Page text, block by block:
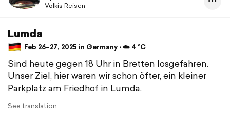
Volkis Reisen
Lumda
Feb 26–27, 2025 in Germany ⋅ ☁️ 4 °C
Sind heute gegen 18 Uhr in Bretten losgefahren.
Unser Ziel, hier waren wir schon öfter, ein kleiner
Parkplatz am Friedhof in Lumda.
See translation